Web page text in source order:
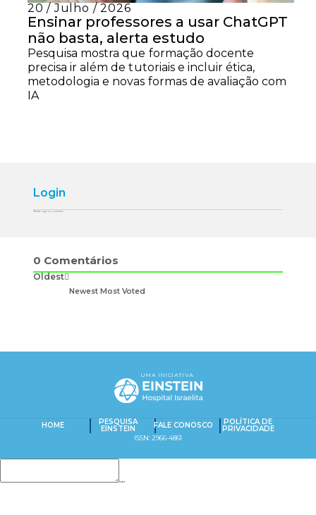
20 / Julho / 2026
Ensinar professores a usar ChatGPT
não basta, alerta estudo
Pesquisa mostra que formação docente
precisa ir além de tutoriais e incluir ética,
metodologia e novas formas de avaliação com
IA
Login
Please login to comment
0 Comentários
Oldest
Newest Most Voted
HOME PESQUISA
EINSTEIN FALE CONOSCO POLÍTICA DE
PRIVACIDADE
ISSN: 2966-4861
UMA INICIATIVA
Insert